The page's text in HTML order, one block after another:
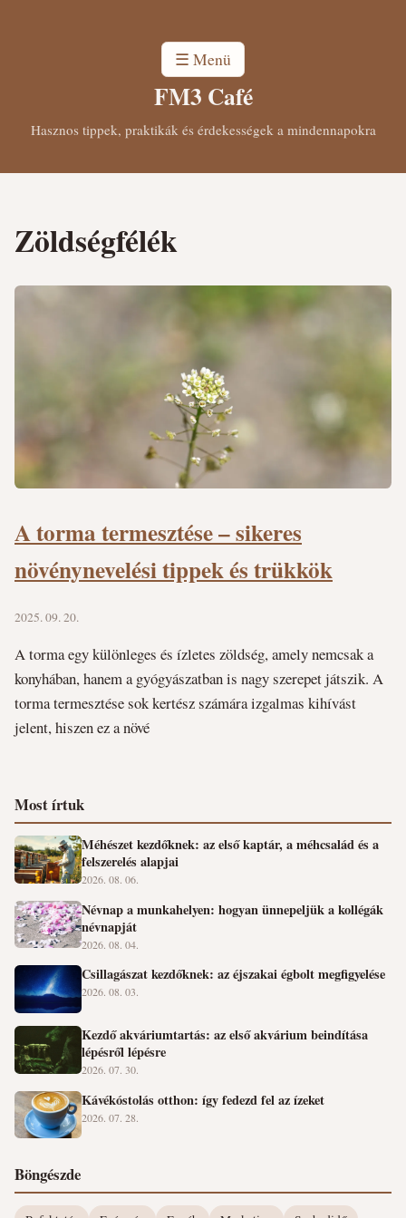
☰ Menü
FM3 Café
Hasznos tippek, praktikák és érdekességek a mindennapokra
Zöldségfélék
A torma termesztése – sikeres
növénynevelési tippek és trükkök
2025. 09. 20.
A torma egy különleges és ízletes zöldség, amely nemcsak a
konyhában, hanem a gyógyászatban is nagy szerepet játszik. A
torma termesztése sok kertész számára izgalmas kihívást
jelent, hiszen ez a növé
Most írtuk
Méhészet kezdőknek: az első kaptár, a méhcsalád és a
felszerelés alapjai
2026. 08. 06.
Névnap a munkahelyen: hogyan ünnepeljük a kollégák
névnapját
2026. 08. 04.
Csillagászat kezdőknek: az éjszakai égbolt megfigyelése
2026. 08. 03.
Kezdő akváriumtartás: az első akvárium beindítása
lépésről lépésre
2026. 07. 30.
Kávékóstolás otthon: így fedezd fel az ízeket
2026. 07. 28.
Böngészde